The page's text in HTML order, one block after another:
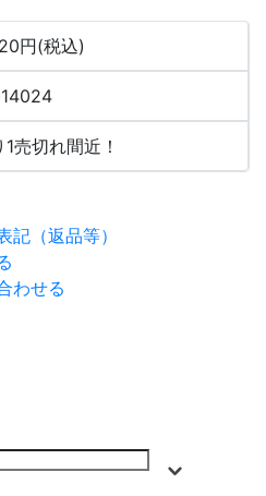
円(税込)
1売切れ間近！
記（返品等）
わせる